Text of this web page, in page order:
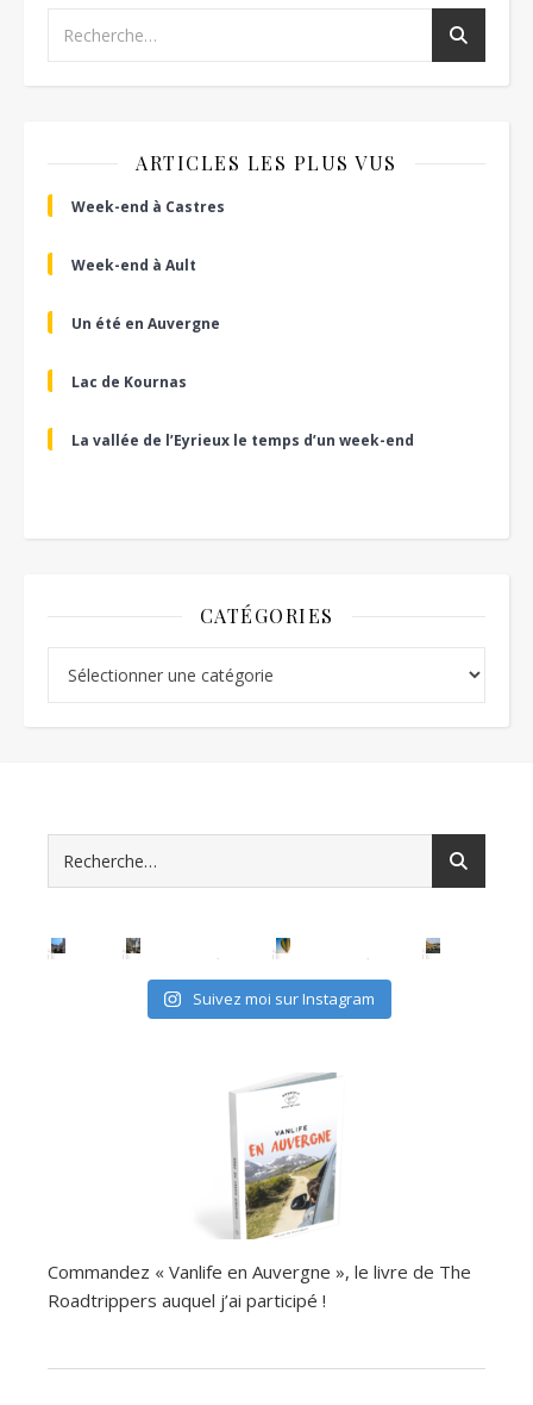
ARTICLES LES PLUS VUS
Week-end à Castres
Week-end à Ault
Un été en Auvergne
Lac de Kournas
La vallée de l’Eyrieux le temps d’un week-end
CATÉGORIES
Suivez moi sur Instagram
Commandez « Vanlife en Auvergne », le livre de The
Roadtrippers auquel j’ai participé !